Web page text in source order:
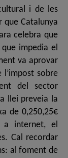
i de les
que Catalunya
celebra que
impedia el
va aprovar
sobre
del sector
llei preveia la
de 0,250,25€
a internet, el
Cal recordar
al foment de